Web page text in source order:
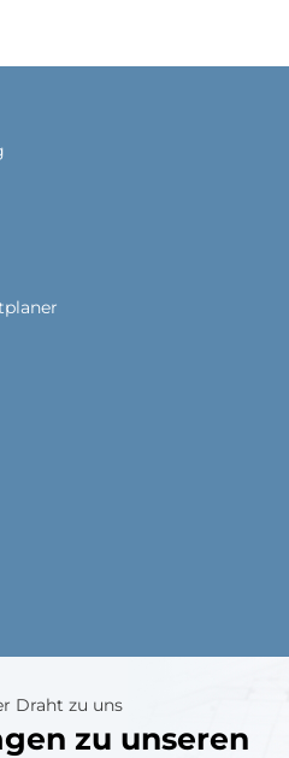
Draht zu uns
zu unseren